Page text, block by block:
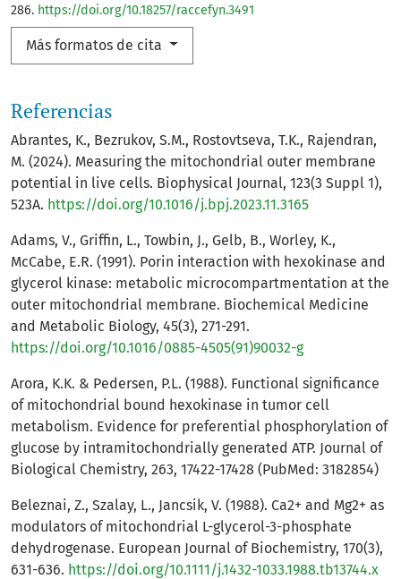
286. https://doi.org/10.18257/raccefyn.3491
Más formatos de cita
Referencias
Abrantes, K., Bezrukov, S.M., Rostovtseva, T.K., Rajendran,
M. (2024). Measuring the mitochondrial outer membrane
potential in live cells. Biophysical Journal, 123(3 Suppl 1),
523A. https://doi.org/10.1016/j.bpj.2023.11.3165
Adams, V., Griffin, L., Towbin, J., Gelb, B., Worley, K.,
McCabe, E.R. (1991). Porin interaction with hexokinase and
glycerol kinase: metabolic microcompartmentation at the
outer mitochondrial membrane. Biochemical Medicine
and Metabolic Biology, 45(3), 271-291.
https://doi.org/10.1016/0885-4505(91)90032-g
Arora, K.K. & Pedersen, P.L. (1988). Functional significance
of mitochondrial bound hexokinase in tumor cell
metabolism. Evidence for preferential phosphorylation of
glucose by intramitochondrially generated ATP. Journal of
Biological Chemistry, 263, 17422-17428 (PubMed: 3182854)
Beleznai, Z., Szalay, L., Jancsik, V. (1988). Ca2+ and Mg2+ as
modulators of mitochondrial L-glycerol-3-phosphate
dehydrogenase. European Journal of Biochemistry, 170(3),
631-636. https://doi.org/10.1111/j.1432-1033.1988.tb13744.x